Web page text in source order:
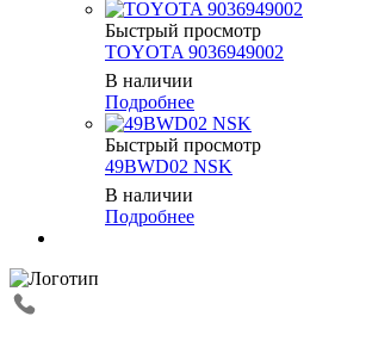
Быстрый просмотр
TOYOTA 9036949002
В наличии
Подробнее
Быстрый просмотр
49BWD02 NSK
В наличии
Подробнее